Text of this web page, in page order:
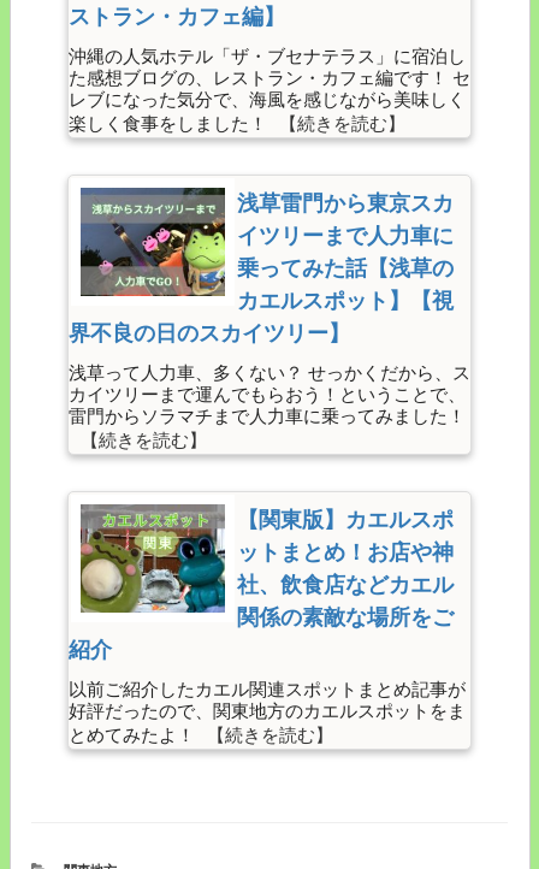
ストラン・カフェ編】
沖縄の人気ホテル「ザ・ブセナテラス」に宿泊し
た感想ブログの、レストラン・カフェ編です！ セ
レブになった気分で、海風を感じながら美味しく
楽しく食事をしました！
浅草雷門から東京スカ
イツリーまで人力車に
乗ってみた話【浅草の
カエルスポット】【視
界不良の日のスカイツリー】
浅草って人力車、多くない？ せっかくだから、ス
カイツリーまで運んでもらおう！ということで、
雷門からソラマチまで人力車に乗ってみました！
【関東版】カエルスポ
ットまとめ！お店や神
社、飲食店などカエル
関係の素敵な場所をご
紹介
以前ご紹介したカエル関連スポットまとめ記事が
好評だったので、関東地方のカエルスポットをま
とめてみたよ！